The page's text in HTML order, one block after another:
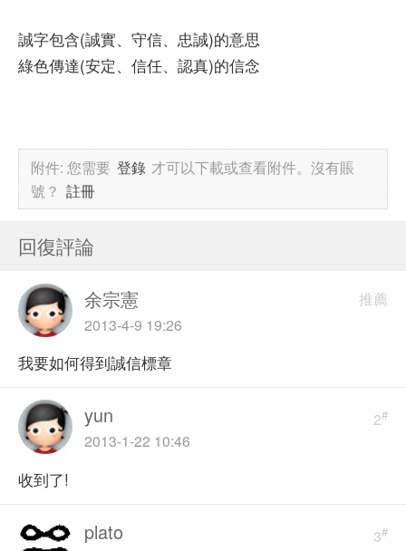
誠字包含(誠實、守信、忠誠)的意思
綠色傳達(安定、信任、認真)的信念
附件:您需要 登錄 才可以下載或查看附件。沒有賬
號？ 註冊
回復評論
推薦
余宗憲
2013-4-9 19:26
我要如何得到誠信標章
2#
yun
2013-1-22 10:46
收到了!
3#
plato